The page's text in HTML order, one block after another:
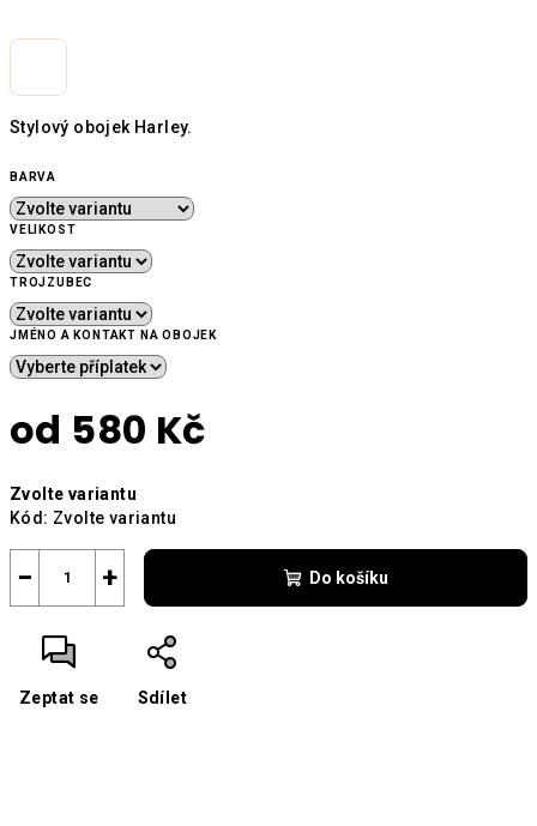
Stylový obojek Harley.
BARVA
VELIKOST
TROJZUBEC
JMÉNO A KONTAKT NA OBOJEK
od 580 Kč
cena:
Zvolte variantu
Kód: Zvolte variantu
+
− Do košíku
Zeptat se Sdílet